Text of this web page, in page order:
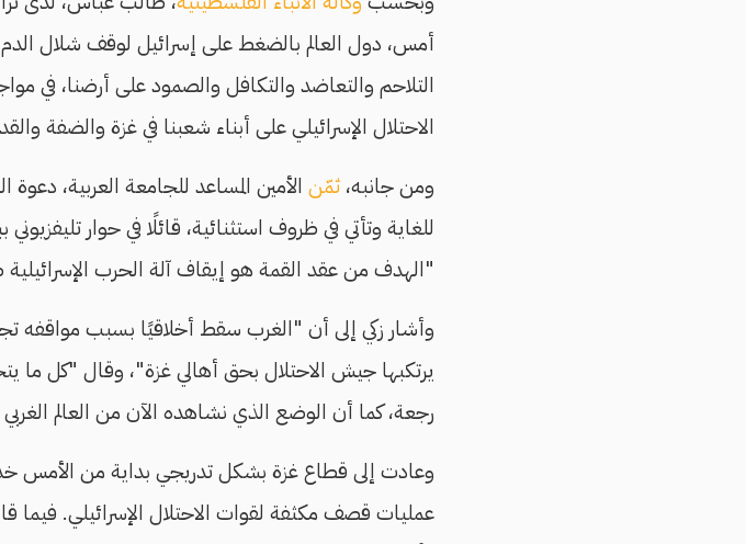
أمس، دول العالم بالضغط على إسرائيل لوقف شلال
التلاحم والتعاضد والتكافل والصمود على أرضنا، في
الاحتلال الإسرائيلي على أبناء شعبنا في غزة والضفة
ومن جانبه، ثمّنالأمين المساعد للجامعة العربية،
للغاية وتأتي في ظروف استثنائية، قائلًا في حوار
"الهدف من عقد القمة هو إيقاف آلة الحرب
وأشار زكي إلى أن "الغرب سقط أخلاقيًا بسبب مواقفه
يرتكبها جيش الاحتلال بحق أهالي غزة"، وقال "كل
رجعة، كما أن الوضع الذي نشاهده الآن من العالم
وعادت إلى قطاع غزة بشكل تدريجي بداية من الأمس
عمليات قصف مكثفة لقوات الاحتلال الإسرائيلي. فيما